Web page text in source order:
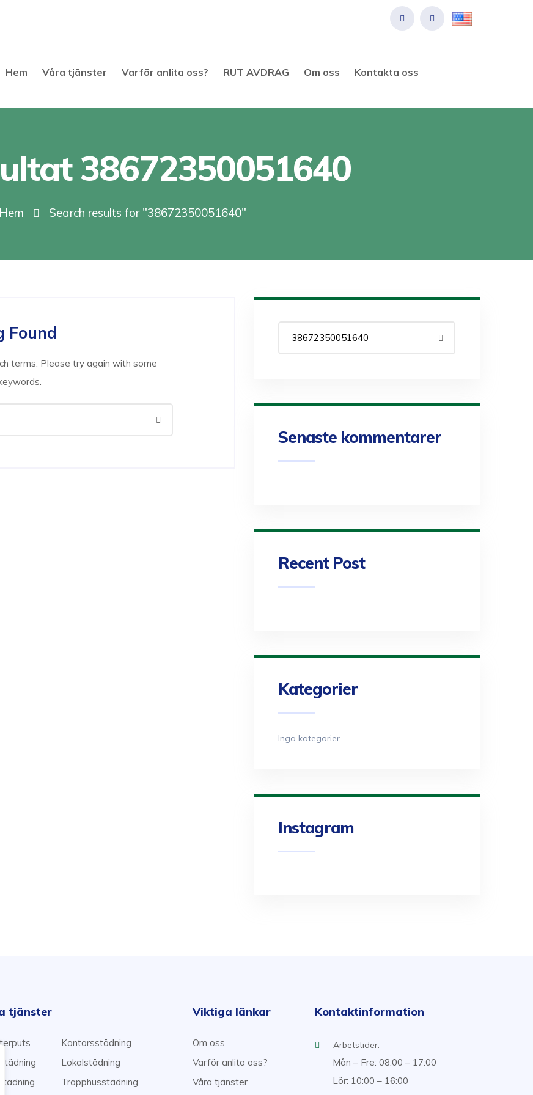
Hem Våra tjänster Varför anlita oss? RUT AVDRAG Om oss Kontakta oss
38672350051640
Hem Search results for "38672350051640"
Found
terms. Please try again with some
Senaste kommentarer
Recent Post
Kategorier
Inga kategorier
Instagram
tjänster
Kontorsstädning
Lokalstädning
Trapphusstädning
Viktiga länkar
Om oss
Varför anlita oss?
Våra tjänster
Kontaktinformation
Arbetstider:
Mån – Fre: 08:00 – 17:00
Lör: 10:00 – 16:00